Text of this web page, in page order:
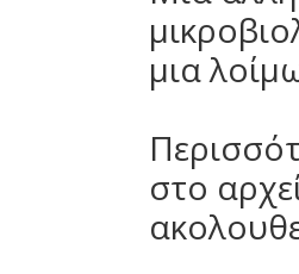
μια
στο